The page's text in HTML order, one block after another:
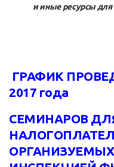
и иные ресурсы
ГРАФИК
2017 года
СЕМИНАРОВ